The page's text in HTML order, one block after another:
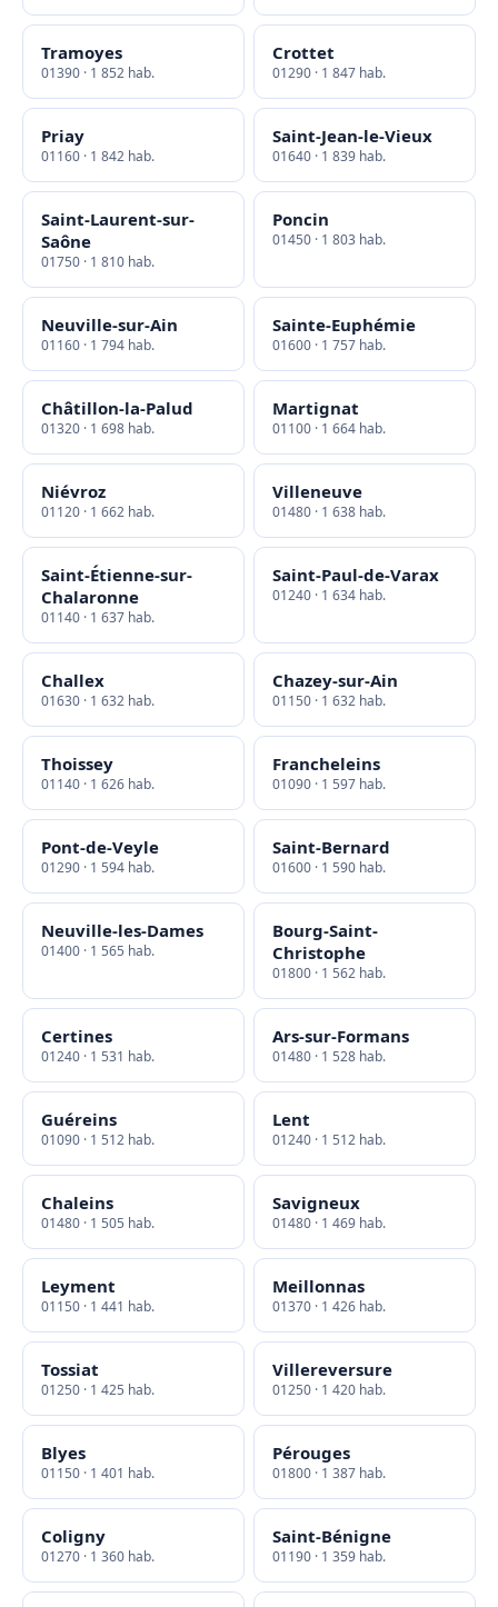
Tramoyes
01390 · 1 852 hab.
Crottet
01290 · 1 847 hab.
Priay
01160 · 1 842 hab.
Saint-Jean-le-Vieux
01640 · 1 839 hab.
Saint-Laurent-sur-
Saône
01750 · 1 810 hab.
Poncin
01450 · 1 803 hab.
Neuville-sur-Ain
01160 · 1 794 hab.
Sainte-Euphémie
01600 · 1 757 hab.
Châtillon-la-Palud
01320 · 1 698 hab.
Martignat
01100 · 1 664 hab.
Niévroz
01120 · 1 662 hab.
Villeneuve
01480 · 1 638 hab.
Saint-Étienne-sur-
Chalaronne
01140 · 1 637 hab.
Saint-Paul-de-Varax
01240 · 1 634 hab.
Challex
01630 · 1 632 hab.
Chazey-sur-Ain
01150 · 1 632 hab.
Thoissey
01140 · 1 626 hab.
Francheleins
01090 · 1 597 hab.
Pont-de-Veyle
01290 · 1 594 hab.
Saint-Bernard
01600 · 1 590 hab.
Neuville-les-Dames
01400 · 1 565 hab.
Bourg-Saint-
Christophe
01800 · 1 562 hab.
Certines
01240 · 1 531 hab.
Ars-sur-Formans
01480 · 1 528 hab.
Guéreins
01090 · 1 512 hab.
Lent
01240 · 1 512 hab.
Chaleins
01480 · 1 505 hab.
Savigneux
01480 · 1 469 hab.
Leyment
01150 · 1 441 hab.
Meillonnas
01370 · 1 426 hab.
Tossiat
01250 · 1 425 hab.
Villereversure
01250 · 1 420 hab.
Blyes
01150 · 1 401 hab.
Pérouges
01800 · 1 387 hab.
Coligny
01270 · 1 360 hab.
Saint-Bénigne
01190 · 1 359 hab.